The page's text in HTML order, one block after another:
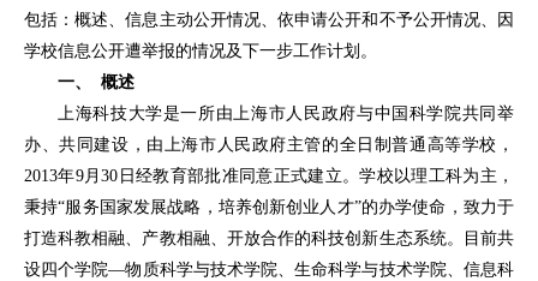
包括：概述、信息主动公开情况、依申请公开和不予公开情况、因
学校信息公开遭举报的情况及下一步工作计划。
一、 概述
上海科技大学是一所由上海市人民政府与中国科学院共同举
办、共同建设，由上海市人民政府主管的全日制普通高等学校，
2013年9月30日经教育部批准同意正式建立。学校以理工科为主，
秉持“服务国家发展战略，培养创新创业人才”的办学使命，致力于
打造科教相融、产教相融、开放合作的科技创新生态系统。目前共
设四个学院—物质科学与技术学院、生命科学与技术学院、信息科